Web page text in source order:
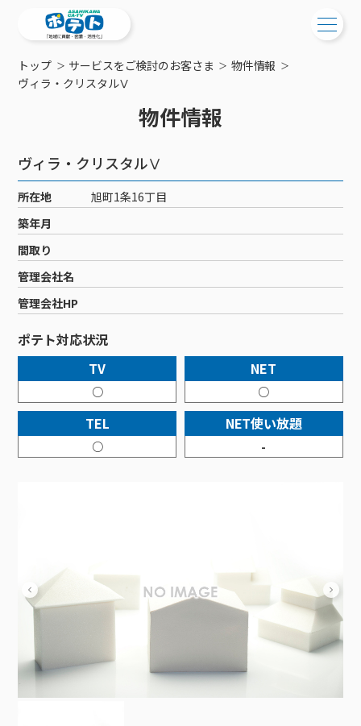
ご検討中の方
工事・配線について
新居をご検討中の方へ
ポテトを導入している集合住宅
物件情報
特典・キャンペーン
おトクな割引サービス
ご加入中の方
ご加入中のサービス確認・変更
WEBメール
サポートサービス
サポートサービストップ
リモートコール
回線速度測定
接続・設定⽅法
訪問サポート＆サポートパックサービス料⾦表
新着情報
メンテナンス・障害情報
ポテトからのプレゼント
イベントカレンダー
講座のご案内
サービス案内
サービス案内
ケーブルテレビ
ケーブルテレビトップ
チャンネル紹介
料⾦プラン
NHK衛星受信料団体⼀括⽀払
機器⼀覧
インターネット
インターネットトップ
料⾦プラン
Wi-Fiサービス
ポテトホーム防犯カメラ
オプションサービス
インターネットギガシェアプラン
固定電話
固定電話トップ
基本料⾦・通話料⾦
オプションサービス
auスマートバリュー
auまとめトーク
ポテトスマートフォントップ
料⾦プラン
機種⼀覧
オプションサービス
でんき
でんきトップ
ポラリンでんき×ポテト
ポテトでんき
暮らしを快適にするサービス
暮らしを快適にするサービストップ
ポテトライフメール
コミチャン
お困りの方はこちら
会社案内
メンテナンス
障害情報
トップ サービスをご検討のお客さま
物件情報
ヴィラ・クリスタルⅤ
物件情報
ヴィラ・クリスタルⅤ
所在地
旭町1条16丁目
築年月
間取り
管理会社名
管理会社HP
ポテト対応状況
TV
○
NET
○
TEL
○
NET使い放題
-